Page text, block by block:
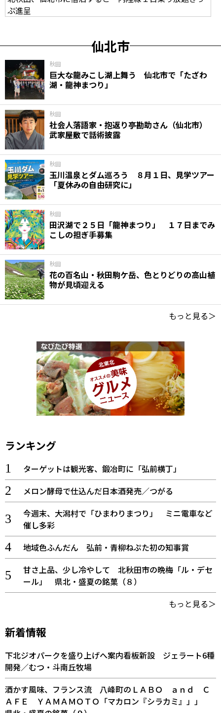
ぷ進呈
仙北市
秋田
巨大な龍みこし湖上舞う 仙北市で「たざわ
湖・龍神まつり」
秋田
社会人落語家・抱返り亭勘助さん（仙北市）
武家屋敷で話術披露
秋田
玉川温泉とダム巡ろう ８月１日、見学ツアー
「夏休みの自由研究に」
秋田
田沢湖で２５日「龍神まつり」 １７日までみ
こしの担ぎ手募集
秋田
花の百名山・秋田駒ケ岳、色とりどりの高山植
物が見頃迎える
もっと見る＞
ランキング
ターゲットは観光客、鍛冶町に「弘前横丁」
メロン酵母で仕込んだ日本酒発売／つがる
今週末、大潟村で「ひまわりまつり」 ミニ電車など
催し多彩
地域色ふんだん 弘前・青柳ねぷた初の知事賞
甘さ上品、少し冷やして 北秋田市の晩梅「ル・デセ
ール」 県北・盛夏の銘菓（８）
もっと見る＞
新着情報
下北ジオパークを盛り上げへ案内看板新設 ジェラート6種
開発／むつ・斗南丘牧場
酒かす風味、フランス流 八峰町のＬＡＢＯ ａｎｄ Ｃ
ＡＦＥ ＹＡＭＡＭＯＴＯ「マカロン『シラカミ』」」